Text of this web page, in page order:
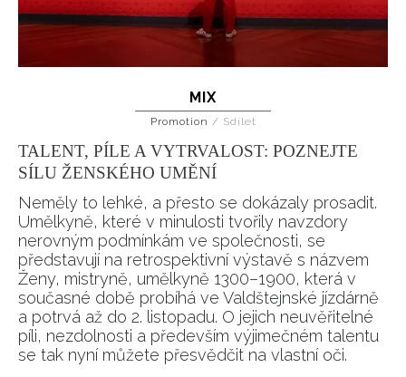
MIX
Promotion / Sdílet
TALENT, PÍLE A VYTRVALOST: POZNEJTE
SÍLU ŽENSKÉHO UMĚNÍ
Neměly to lehké, a přesto se dokázaly prosadit.
Umělkyně, které v minulosti tvořily navzdory
nerovným podmínkám ve společnosti, se
představují na retrospektivní výstavě s názvem
Ženy, mistryně, umělkyně 1300–1900, která v
současné době probíhá ve Valdštejnské jízdárně
a potrvá až do 2. listopadu. O jejich neuvěřitelné
píli, nezdolnosti a především výjimečném talentu
se tak nyní můžete přesvědčit na vlastní oči.